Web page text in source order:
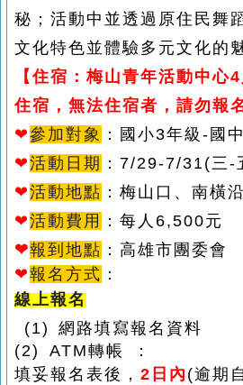
秘；活動中並透過原住民舞
文化特色並體驗多元文化的
【住宿：梅山青年活動中心
住宿，無法住宿者，請勿報
❤參加對象
：國小3年級-國
❤活動日期 ： 7/29-7/31(三
❤活動地點 ：梅山口、南橫
❤活動費用
：每人6,500元
❤報到地點 ： 高雄市團委會
❤報名方式 ：
線上報名
(1) 網路填寫報名資料
(2) ATM轉帳 ：
填妥報名表後， 2日內 (逾期